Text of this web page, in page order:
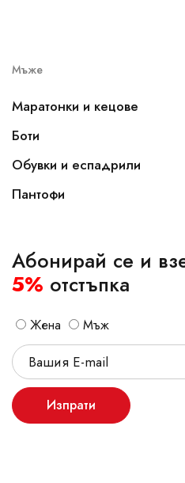
Мъже
Маратонки и кецове
Боти
Обувки и еспадрили
Пантофи
Абонирай се и
5% отстъпка
Жена Мъж
Изпрати